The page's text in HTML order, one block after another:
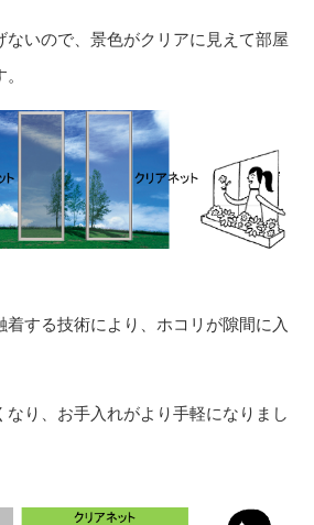
いので、景色がクリアに見えて部屋
する技術により、ホコリが隙間に入
り、お手入れがより手軽になりまし